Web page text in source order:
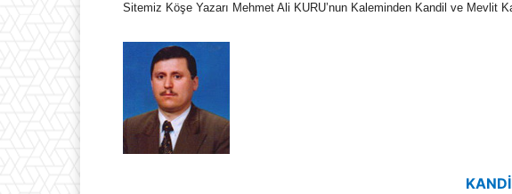
Sitemiz Köşe Yazarı Mehmet Ali KURU’nun Kaleminden Kandil ve Mevlit